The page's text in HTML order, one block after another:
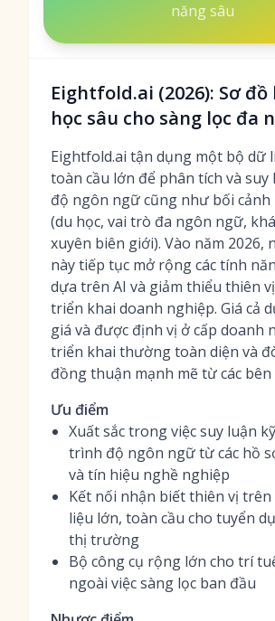
năng sâu
Eightfold.ai (2026): Sơ
học sâu cho sàng lọc đa
Eightfold.ai tận dụng một bộ dữ
toàn cầu lớn để phân tích và
độ ngôn ngữ cũng như bối cảnh
(du học, vai trò đa ngôn ngữ,
xuyên biên giới). Vào năm 2026,
này tiếp tục mở rộng các tính
dựa trên AI và giảm thiểu thiên
triển khai doanh nghiệp. Giá cả
giá và được định vị ở cấp doanh
triển khai thường toàn diện và
đồng thuận mạnh mẽ từ các bên
Ưu điểm
Xuất sắc trong việc suy luận
trình độ ngôn ngữ từ các hồ
và tín hiệu nghề nghiệp
Kết nối nhận biết thiên vị trên
liệu lớn, toàn cầu cho tuyển
thị trường
Bộ công cụ rộng lớn cho trí
ngoài việc sàng lọc ban đầu